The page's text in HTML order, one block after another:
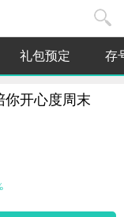
礼包预定 存
你开心度周末